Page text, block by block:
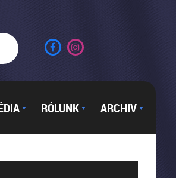
▼ RÓLUNK ▼ ARCHIV ▼